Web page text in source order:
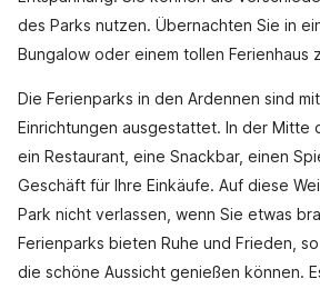
des Parks nutzen. Übernachten Sie in
Bungalow oder einem tollen Ferienhaus
Die Ferienparks in den Ardennen sind
Einrichtungen ausgestattet. In der Mitte
ein Restaurant, eine Snackbar, einen
Geschäft für Ihre Einkäufe. Auf diese
Park nicht verlassen, wenn Sie etwas
Ferienparks bieten Ruhe und Frieden,
die schöne Aussicht genießen können.